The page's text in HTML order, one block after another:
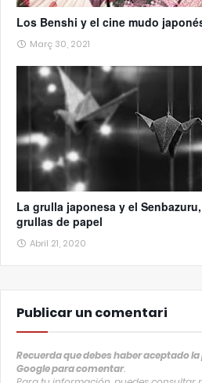
Los Benshi y el cine mudo
Març 30, 2021
La grulla japonesa y el
grullas de papel
Abril 21, 2020
Publicar un comentari
Recuerda que debes haber aceptado
Google para comentar.